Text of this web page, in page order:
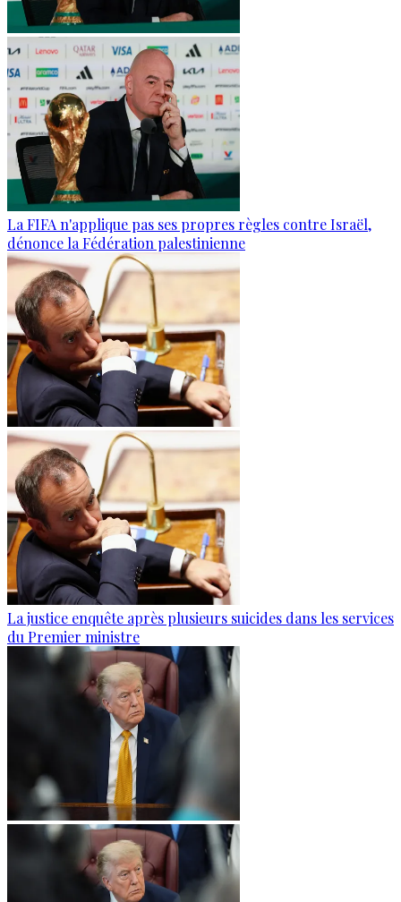
La FIFA n'applique pas ses propres règles contre Israël,
dénonce la Fédération palestinienne
La justice enquête après plusieurs suicides dans les services
du Premier ministre